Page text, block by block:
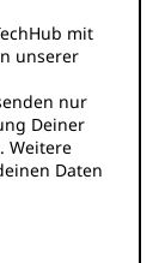
mit
unserer
nur
Deiner
Weitere
Daten